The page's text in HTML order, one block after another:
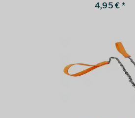
4,95 € *